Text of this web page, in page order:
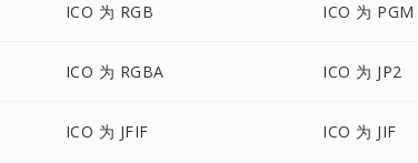
ICO 为 RGB ICO 为 PGM
ICO 为 RGBA ICO 为 JP2
ICO 为 JFIF ICO 为 JIF